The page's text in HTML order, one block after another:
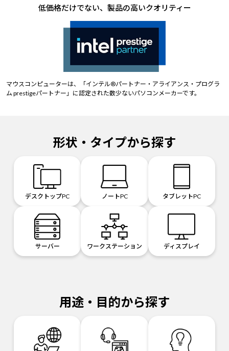
低価格だけでない、製品の高いクオリティー
マウスコンピューターは、「インテル®パートナー・アライアンス・プログラ
ム prestigeパートナー」に認定された数少ないパソコンメーカーです。
形状・タイプから探す
デスクトップPC ノートPC タブレットPC
サーバー ワークステーション ディスプレイ
用途・目的から探す